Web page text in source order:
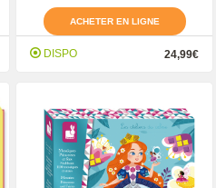
ACHETER EN LIGNE
DISPO 24,99€